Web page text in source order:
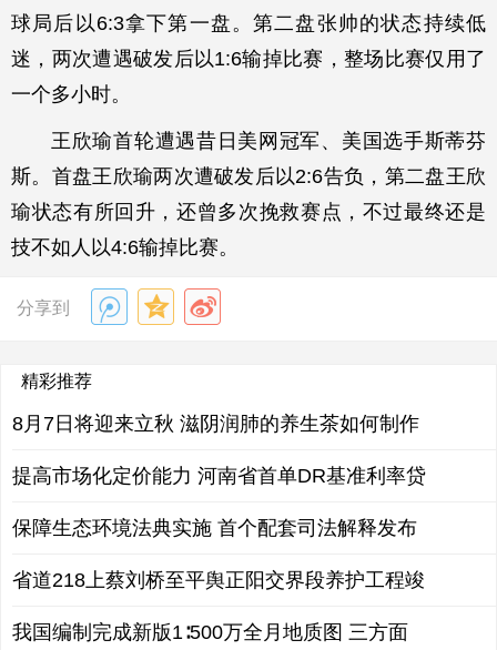
球局后以6:3拿下第一盘。第二盘张帅的状态持续低
迷，两次遭遇破发后以1:6输掉比赛，整场比赛仅用了
一个多小时。
王欣瑜首轮遭遇昔日美网冠军、美国选手斯蒂芬
斯。首盘王欣瑜两次遭破发后以2:6告负，第二盘王欣
瑜状态有所回升，还曾多次挽救赛点，不过最终还是
技不如人以4:6输掉比赛。
分享到
精彩推荐
8月7日将迎来立秋 滋阴润肺的养生茶如何制作
提高市场化定价能力 河南省首单DR基准利率贷
保障生态环境法典实施 首个配套司法解释发布
省道218上蔡刘桥至平舆正阳交界段养护工程竣
我国编制完成新版1∶500万全月地质图 三方面